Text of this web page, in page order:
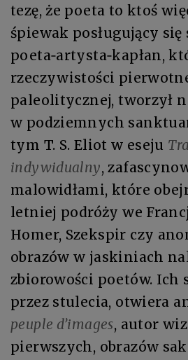
tezę, że poeta to ktoś
śpiewak posługujący się
poeta‑artysta‑kapłan,
rzeczywistości
paleolitycznej, tworzył
w podziemnych
tym T. S. Eliot w eseju
indywidualny,
malowidłami, które
letniej podróży we
Homer, Szekspir czy
obrazów w jaskiniach
zbiorowości poetów. Ich
przez stulecia, otwiera
peuple d’images, autor
pierwszych, obrazów